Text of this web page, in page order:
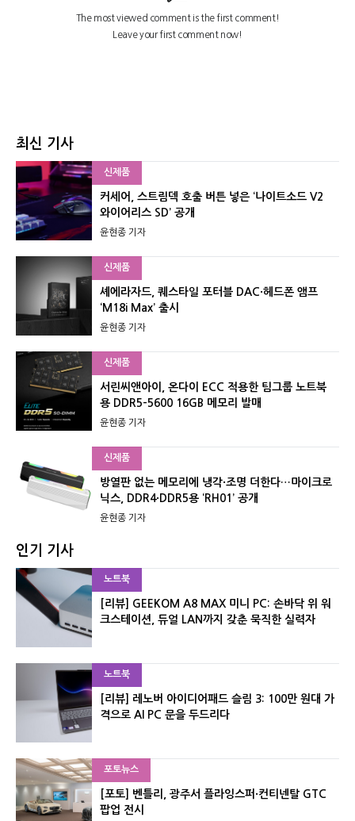
최신 기사
신제품
커세어, 스트림덱 호출 버튼 넣은 ‘나이트소드 V2
와이어리스 SD’ 공개
윤현종 기자
신제품
셰에라자드, 퀘스타일 포터블 DAC·헤드폰 앰프
‘M18i Max’ 출시
윤현종 기자
신제품
서린씨앤아이, 온다이 ECC 적용한 팀그룹 노트북
용 DDR5-5600 16GB 메모리 발매
윤현종 기자
신제품
방열판 없는 메모리에 냉각·조명 더한다…마이크로
닉스, DDR4·DDR5용 ‘RH01’ 공개
윤현종 기자
인기 기사
노트북
[리뷰] GEEKOM A8 MAX 미니 PC: 손바닥 위 워
크스테이션, 듀얼 LAN까지 갖춘 묵직한 실력자
노트북
[리뷰] 레노버 아이디어패드 슬림 3: 100만 원대 가
격으로 AI PC 문을 두드리다
포토뉴스
[포토] 벤틀리, 광주서 플라잉스퍼·컨티넨탈 GTC
팝업 전시